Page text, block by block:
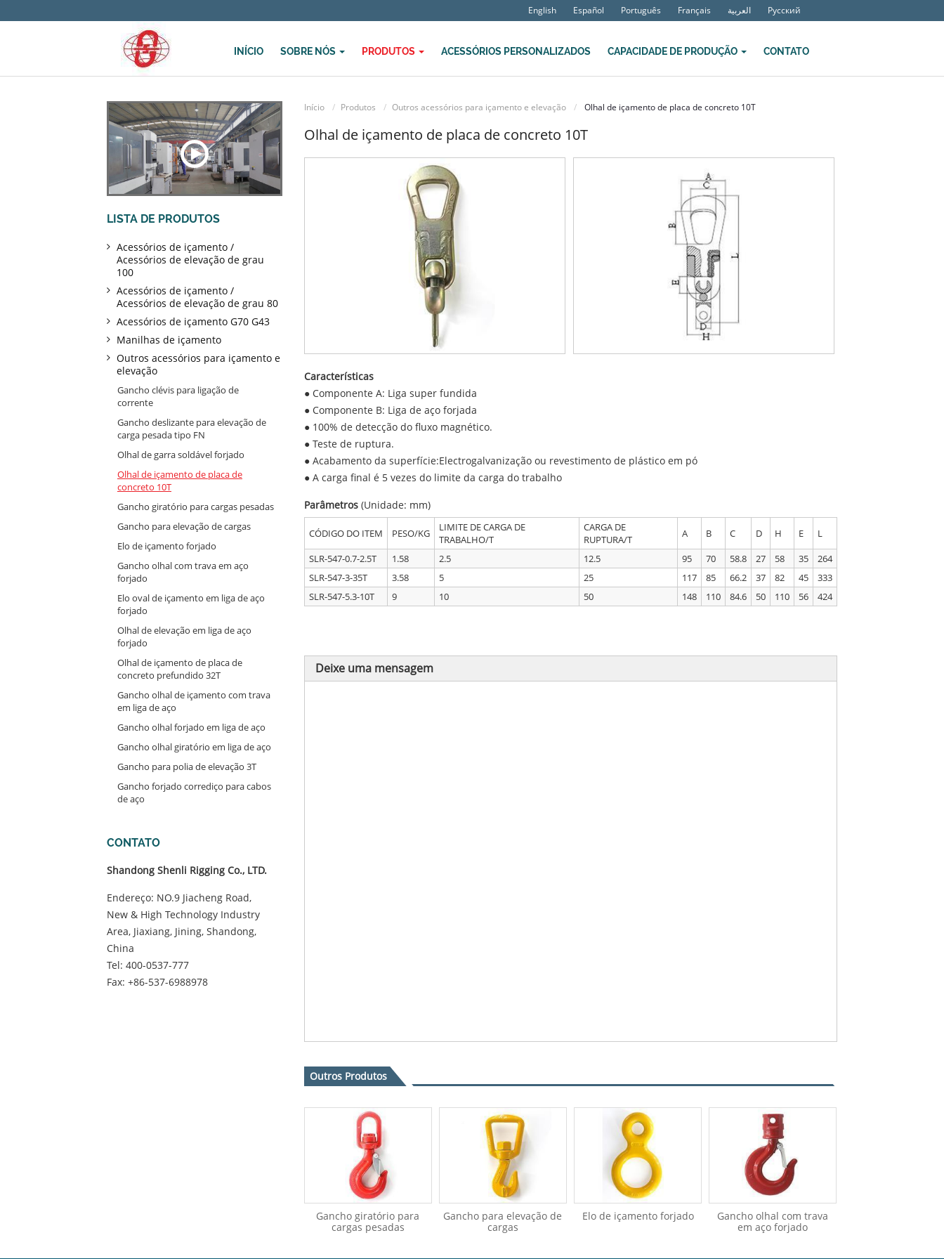
English Español Português Français العربية Русский
INÍCIO SOBRE NÓS PRODUTOS ACESSÓRIOS PERSONALIZADOS CAPACIDADE DE PRODUÇÃO CONTATO
Início Produtos Outros acessórios para içamento e elevação Olhal de içamento de placa de concreto 10T
Olhal de içamento de placa de concreto 10T
Características
● Componente A: Liga super fundida
● Componente B: Liga de aço forjada
● 100% de detecção do fluxo magnético.
● Teste de ruptura.
● Acabamento da superfície:Electrogalvanização ou revestimento de plástico em pó
● A carga final é 5 vezes do limite da carga do trabalho
Parâmetros(Unidade: mm)
CÓDIGO DO ITEM PESO/KG
LIMITE DE CARGA DE
TRABALHO/T
CARGA DE
RUPTURA/T
A B C D H E
L
SLR-547-0.7-2.5T
1.58 2.5 12.5 95 70 58.8 27 58 35
264
SLR-547-3-35T
3.58 5 25 117 85 66.2 37 82 45
333
SLR-547-5.3-10T
9 10 50 148 110 84.6 50 110 56 424
Deixe uma mensagem
Outros Produtos
Gancho giratório para
cargas pesadas
Gancho para elevação de
cargas
Elo de içamento forjado
Gancho olhal com trava
em aço forjado
LISTA DE PRODUTOS
Acessórios de içamento /
Acessórios de elevação de grau
100
Acessórios de içamento /
Acessórios de elevação de grau 80
Acessórios de içamento G70 G43
Manilhas de içamento
Outros acessórios para içamento e
elevação
Gancho clévis para ligação de
corrente
Gancho deslizante para elevação de
carga pesada tipo FN
Olhal de garra soldável forjado
Olhal de içamento de placa de
concreto 10T
Gancho giratório para cargas pesadas
Gancho para elevação de cargas
Elo de içamento forjado
Gancho olhal com trava em aço
forjado
Elo oval de içamento em liga de aço
forjado
Olhal de elevação em liga de aço
forjado
Olhal de içamento de placa de
concreto prefundido 32T
Gancho olhal de içamento com trava
em liga de aço
Gancho olhal forjado em liga de aço
Gancho olhal giratório em liga de aço
Gancho para polia de elevação 3T
Gancho forjado corrediço para cabos
de aço
CONTATO
Shandong Shenli Rigging Co., LTD.
Endereço: NO.9 Jiacheng Road,
New & High Technology Industry
Area, Jiaxiang, Jining, Shandong,
China
Tel: 400-0537-777
Fax: +86-537-6988978